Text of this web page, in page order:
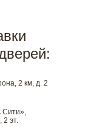
2 км, д. 2
Сити»,
2 эт.